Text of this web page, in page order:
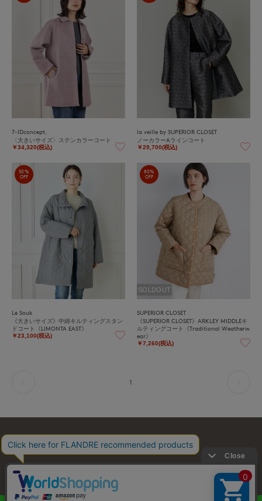
7-IDconcept.
〈大きいサイズ〉ステンカラーコート
￥34,320(税込)
la veille by SUPERIOR CLOSET
ノーカラーAラインコート
￥29,700(税込)
50%
OFF
Le Souk
《大きいサイズ》中綿キルティングスタン
ドコート《LIMONTA EAST》
￥23,100(税込)
80%
OFF
SOLDOUT
SUPERIOR CLOSET
《SUPERIOR CLOSET》ARKLEY MIDDLEキ
ルティングコート《Traditional Weatherw
ear》
￥7,260(税込)
1
お問い合わせ 利用規約 プライバシーポリシー
特定商取引・古物営業法に基づく表示